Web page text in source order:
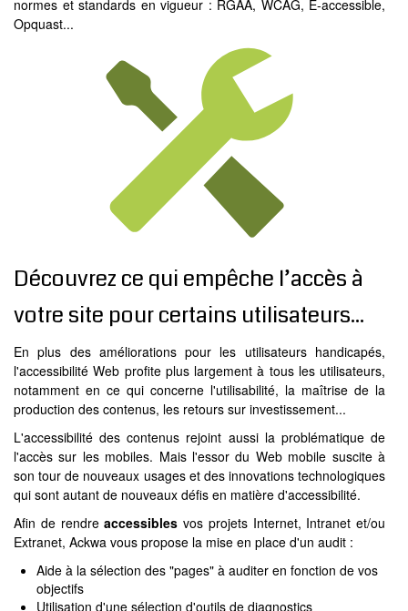
BLOG
OFFRES E-SANTÉ
Rechercher
normes et standards en vigueur : RGAA, WCAG, E-accessible,
Opquast...
Découvrez ce qui empêche l’accès à
votre site pour certains utilisateurs...
En plus des améliorations pour les utilisateurs handicapés,
l'accessibilité Web profite plus largement à tous les utilisateurs,
notamment en ce qui concerne l'utilisabilité, la maîtrise de la
production des contenus, les retours sur investissement...
L'accessibilité des contenus rejoint aussi la problématique de
l'accès sur les mobiles. Mais l'essor du Web mobile suscite à
son tour de nouveaux usages et des innovations technologiques
qui sont autant de nouveaux défis en matière d'accessibilité.
Afin de rendreaccessibles vos projets Internet, Intranet et/ou
Extranet, Ackwa vous propose la mise en place d'un audit :
Aide à la sélection des "pages" à auditer en fonction de vos
objectifs
Utilisation d'une sélection d'outils de diagnostics